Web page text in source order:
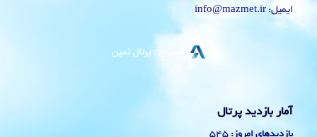
ایمیل: info@mazmet.ir
آمار بازدید پرتال
بازدیدهای امروز: 545